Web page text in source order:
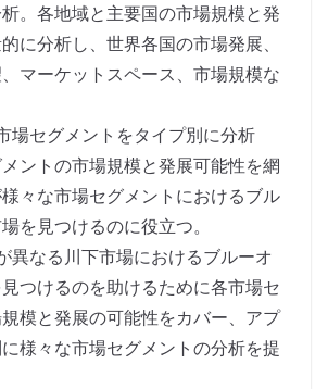
。各地域と主要国の市場規模と発
に分析し、世界各国の市場発展、
マーケットスペース、市場規模な
場セグメントをタイプ別に分析
ントの市場規模と発展可能性を網
々な市場セグメントにおけるブル
を見つけるのに役立つ。
異なる川下市場におけるブルーオ
つけるのを助けるために各市場セ
模と発展の可能性をカバー、アプ
様々な市場セグメントの分析を提